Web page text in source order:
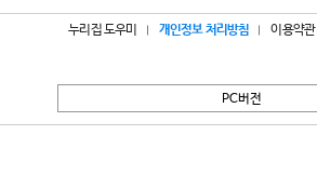
누리집 도우미 개인정보 처리방침 이용약관
PC버전